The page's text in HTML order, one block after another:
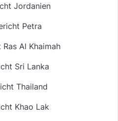
Jordanien
Petra
Ras Al Khaimah
Sri Lanka
Thailand
Khao Lak